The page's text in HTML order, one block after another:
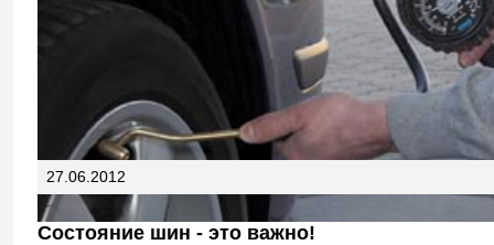
27.06.2012
Состояние шин - это важно!